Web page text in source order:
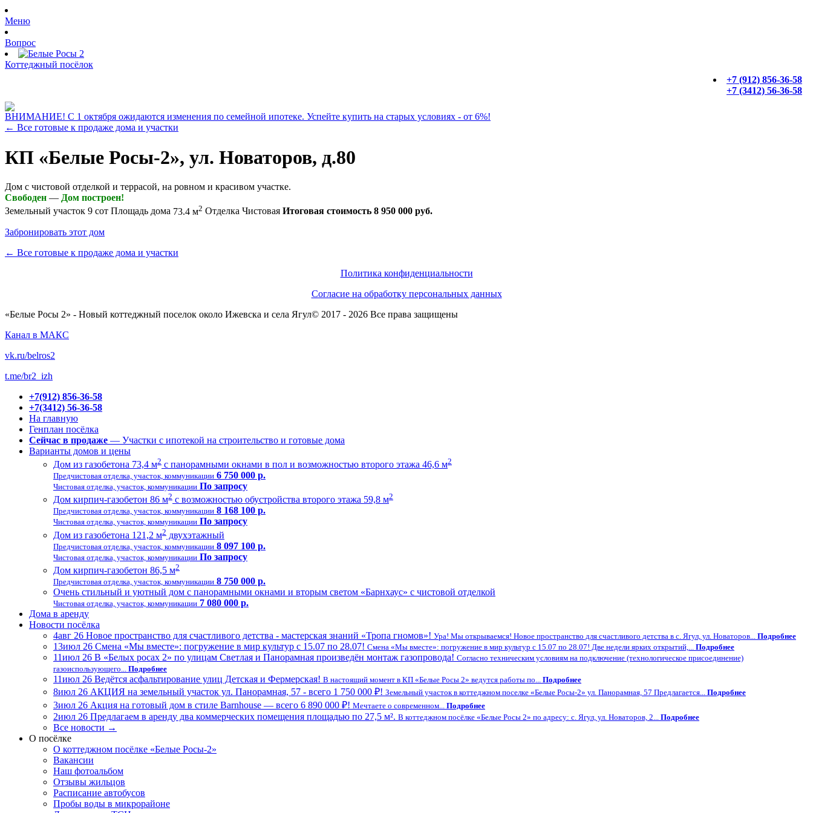
Меню
Вопрос
Коттеджный посёлок
+7 (912) 856-36-58
+7 (3412) 56-36-58
ВНИМАНИЕ! С 1 октября ожидаются изменения по семейной ипотеке. Успейте купить на старых условиях - от 6%!
← Все готовые к продаже дома и участки
КП «Белые Росы-2», ул. Новаторов, д.80
Дом с чистовой отделкой и террасой, на ровном и красивом участке.
Свободен — Дом построен!
Земельный участок 9 сот Площадь дома 73.4 м2 Отделка Чистовая Итоговая стоимость 8 950 000 руб.
Забронировать этот дом
← Все готовые к продаже дома и участки
Политика конфиденциальности
Согласие на обработку персональных данных
«Белые Росы 2» - Новый коттеджный поселок около Ижевска и села Ягул© 2017 - 2026 Все права защищены
Канал в МАКС
vk.ru/belros2
t.me/br2_izh
+7(912) 856-36-58
+7(3412) 56-36-58
На главную
Генплан посёлка
Сейчас в продаже — Участки с ипотекой на строительство и готовые дома
Варианты домов и цены
Дом из газобетона 73,4 м2 с панорамными окнами в пол и возможностью второго этажа 46,6 м2
Предчистовая отделка, участок, коммуникации 6 750 000 р.
Чистовая отделка, участок, коммуникации По запросу
Дом кирпич-газобетон 86 м2 с возможностью обустройства второго этажа 59,8 м2
Предчистовая отделка, участок, коммуникации 8 168 100 р.
Чистовая отделка, участок, коммуникации По запросу
Дом из газобетона 121,2 м2 двухэтажный
Предчистовая отделка, участок, коммуникации 8 097 100 р.
Чистовая отделка, участок, коммуникации По запросу
Дом кирпич-газобетон 86,5 м2
Предчистовая отделка, участок, коммуникации 8 750 000 р.
Очень стильный и уютный дом с панорамными окнами и вторым светом «Барнхаус» с чистовой отделкой
Чистовая отделка, участок, коммуникации 7 080 000 р.
Дома в аренду
Новости посёлка
4авг 26 Новое пространство для счастливого детства - мастерская знаний «Тропа гномов»! Ура! Мы открываемся! Новое пространство для счастливого детства в с. Ягул, ул. Новаторов... Подробнее
13июл 26 Смена «Мы вместе»: погружение в мир культур с 15.07 по 28.07! Смена «Мы вместе»: погружение в мир культур с 15.07 по 28.07! Две недели ярких открытий,... Подробнее
11июл 26 В «Белых росах 2» по улицам Светлая и Панорамная произведён монтаж газопровода! Согласно техническим условиям на подключение (технологическое присоединение)
газоиспользующего... Подробнее
11июл 26 Ведётся асфальтирование улиц Детская и Фермерская! В настоящий момент в КП «Белые Росы 2» ведутся работы по... Подробнее
8июл 26 АКЦИЯ на земельный участок ул. Панорамная, 57 - всего 1 750 000 ₽! Земельный участок в коттеджном поселке «Белые Росы-2» ул. Панорамная, 57 Предлагается... Подробнее
3июл 26 Акция на готовый дом в стиле Barnhouse — всего 6 890 000 ₽! Мечтаете о современном... Подробнее
2июл 26 Предлагаем в аренду два коммерческих помещения площадью по 27,5 м². В коттеджном посёлке «Белые Росы 2» по адресу: с. Ягул, ул. Новаторов, 2... Подробнее
Все новости →
О посёлке
О коттеджном посёлке «Белые Росы-2»
Вакансии
Наш фотоальбом
Отзывы жильцов
Расписание автобусов
Пробы воды в микрорайоне